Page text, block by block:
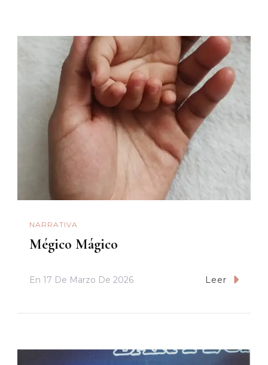
NARRATIVA
Mégico Mágico
En 17 De Marzo De 2026 Leer